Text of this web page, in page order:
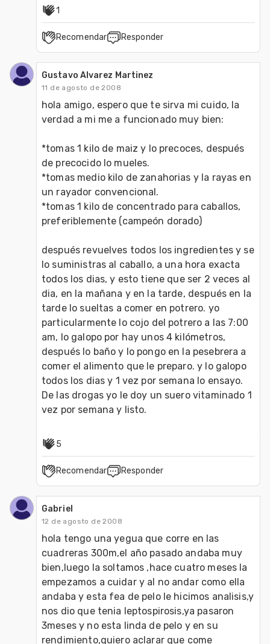
1
Recomendar Responder
Gustavo Alvarez Martinez
11 de agosto de 2008
hola amigo, espero que te sirva mi cuido, la
verdad a mi me a funcionado muy bien:
*tomas 1 kilo de maiz y lo precoces, después
de precocido lo mueles.
*tomas medio kilo de zanahorias y la rayas en
un rayador convencional.
*tomas 1 kilo de concentrado para caballos,
preferiblemente (campeón dorado)
después revuelves todos los ingredientes y se
lo suministras al caballo, a una hora exacta
todos los dias, y esto tiene que ser 2 veces al
dia, en la mañana y en la tarde, después en la
tarde lo sueltas a comer en potrero. yo
particularmente lo cojo del potrero a las 7:00
am, lo galopo por hay unos 4 kilómetros,
después lo baño y lo pongo en la pesebrera a
comer el alimento que le preparo. y lo galopo
todos los dias y 1 vez por semana lo ensayo.
De las drogas yo le doy un suero vitaminado 1
vez por semana y listo.
5
Recomendar Responder
Gabriel
12 de agosto de 2008
hola tengo una yegua que corre en las
cuadreras 300m,el año pasado andaba muy
bien,luego la soltamos ,hace cuatro meses la
empezamos a cuidar y al no andar como ella
andaba y esta fea de pelo le hicimos analisis,y
nos dio que tenia leptospirosis,ya pasaron
3meses y no esta linda de pelo y en su
rendimiento,quiero aclarar que come